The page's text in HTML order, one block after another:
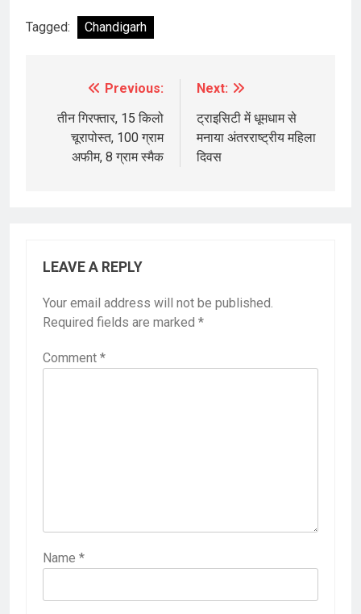
Tagged: Chandigarh
navigation
Previous:
तीन गिरफ्तार, 15 किलो
चूरापोस्त, 100 ग्राम
अफीम, 8 ग्राम स्मैक
Next:
ट्राइसिटी में धूमधाम से
मनाया अंतरराष्ट्रीय महिला
दिवस
LEAVE A REPLY
Your email address will not be published.
Required fields are marked *
Comment *
Name *